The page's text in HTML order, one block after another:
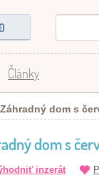
Články
Záhradný dom s
dom s
inzerát